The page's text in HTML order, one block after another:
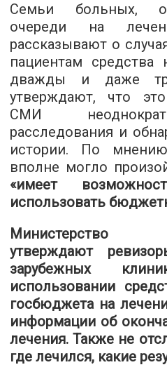
Семьи больных,
очереди на
рассказывают о
пациентам
дважды и даже
утверждают, что
СМИ
расследования и
истории. По
вполне могло
«имеет
использовать
Министерство
утверждают
зарубежных
использовании
госбюджета на
информации об
лечения. Также не
где лечился, какие